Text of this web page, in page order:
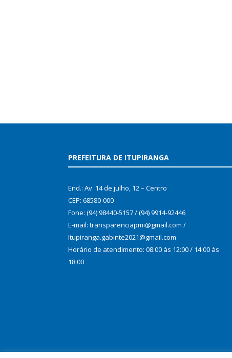
PREFEITURA DE ITUPIRANGA
End.: Av. 14 de julho, 12 – Centro
CEP: 68580-000
Fone: (94) 98440-5157 / (94) 9914-92446
E-mail: transparenciapmi@gmail.com /
Itupiranga.gabinte2021@gmail.com
Horário de atendimento: 08:00 às 12:00 / 14:00 às
18:00